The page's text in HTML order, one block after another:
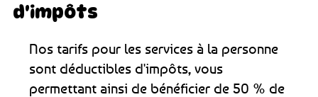
d'impôts
Nos tarifs pour les services à la personne
sont déductibles d'impôts, vous
permettant ainsi de bénéficier de 50 % de